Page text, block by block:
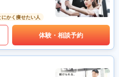
にかく痩せたい人
体験・相談予約